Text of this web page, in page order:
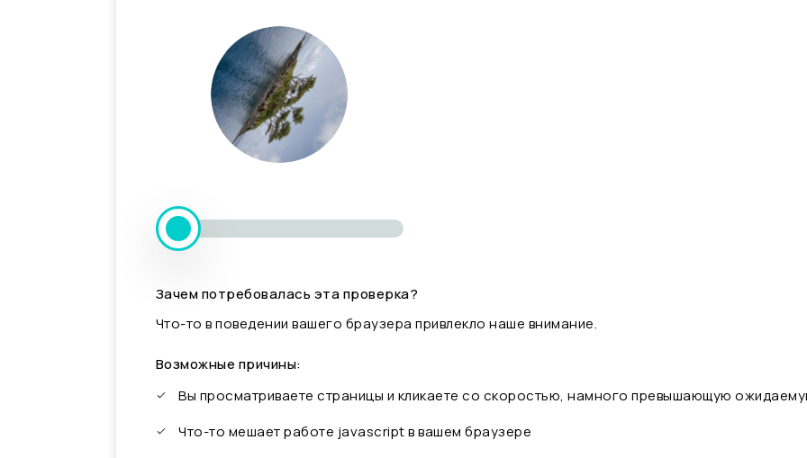
Зачем потребовалась эта проверка?
Что-то в поведении вашего браузера привлекло наше внимание.
Возможные причины:
Вы просматриваете страницы и кликаете со скоростью, намного превышающую
Что-то мешает работе javascript в вашем браузере